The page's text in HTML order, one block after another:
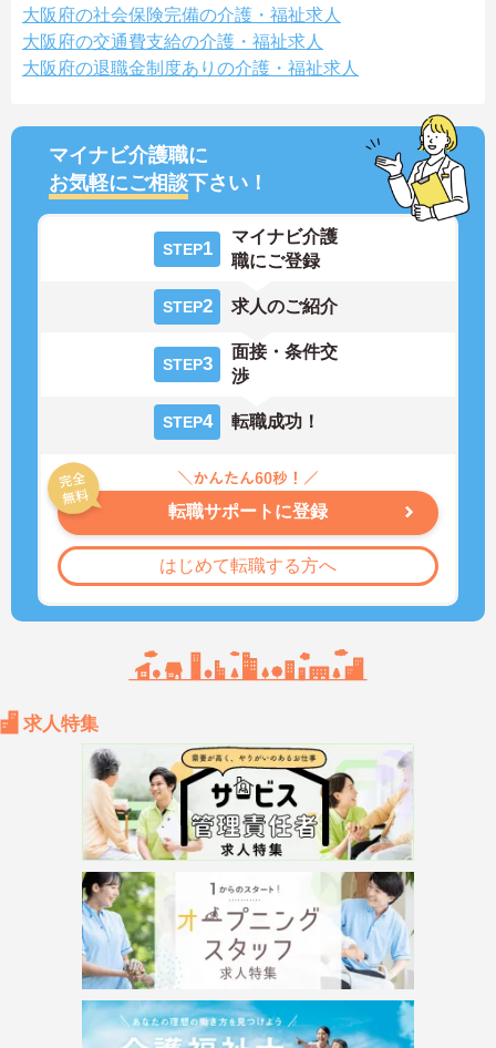
大阪府の社会保険完備の介護・福祉求人
大阪府の交通費支給の介護・福祉求人
大阪府の退職金制度ありの介護・福祉求人
マイナビ介護職に
お気軽にご相談下さい！
STEP1
マイナビ介護
職にご登録
STEP2 求人のご紹介
STEP3
面接・条件交
渉
STEP4 転職成功！
転職サポートに登録
はじめて転職する方へ
求人特集